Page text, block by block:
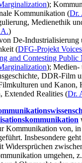
);
Kommunikation (Dr.
Medienethik
)
De-Industrialisierung
(DFG-Projekt
and Contesting Public
); Medien-
DDR-Film
und Kanon,
Extended Realities (Dr.
Kommunikation von,
Insbesondere
Widersprüchen
umgehen,